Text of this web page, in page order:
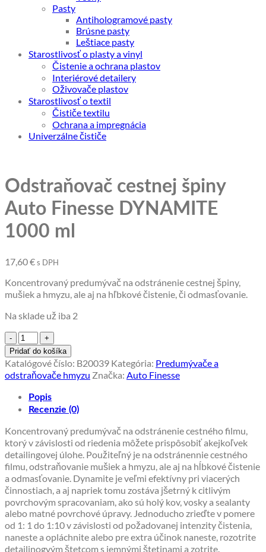
Pasty
Antihologramové pasty
Brúsne pasty
Leštiace pasty
Starostlivosť o plasty a vinyl
Čistenie a ochrana plastov
Interiérové detailery
Oživovače plastov
Starostlivosť o textil
Čističe textilu
Ochrana a impregnácia
Univerzálne čističe
Odstraňovač cestnej špiny
Auto Finesse DYNAMITE
1000 ml
17,60€s DPH
Koncentrovaný predumývač na odstránenie cestnej špiny,
mušiek a hmyzu, ale aj na hľbkové čistenie, či odmasťovanie.
Na sklade už iba 2
množstvo
Odstraňovač
cestnej
špiny
Auto
Finesse
DYNAMITE
1000
ml
Pridať do košíka
Katalógové číslo: B20039 Kategória: Predumývače a
odstraňovače hmyzu Značka: Auto Finesse
Popis
Recenzie (0)
Koncentrovaný predumývač na odstránenie cestného filmu,
ktorý v závislosti od riedenia môžete prispôsobiť akejkoľvek
detailingovej úlohe. Použiteľný je na odstránennie cestného
filmu, odstraňovanie mušiek a hmyzu, ale aj na hĺbkové čistenie
a odmasťovanie. Dynamite je veľmi efektívny pri viacerých
činnostiach, a aj napriek tomu zostáva jšetrný k citlivým
povrchovým spracovaniam, ako sú holý kov, vosky a sealanty
alebo matné povrchové úpravy. Jednoducho zrieďte v pomere
od 1: 1 do 1:10 v závislosti od požadovanej intenzity čistenia,
naneste a opláchnite alebo pre extra účinok naneste, rozotrite
detailinogvým štetcom s jemnými štetinami a zotrite.